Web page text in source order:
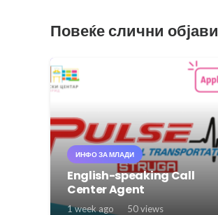
Повеќе слични објави
ИНФО ЗА МЛАДИ
English-speaking Call
Center Agent
1 week ago 50views